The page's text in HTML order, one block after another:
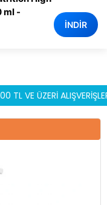
VE ÜZERİ
0
ml -
İNDİR